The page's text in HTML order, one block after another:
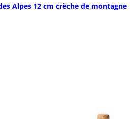
Alpes 12 cm crèche de montagne